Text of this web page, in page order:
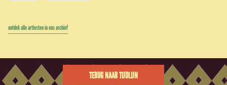
ontdek alle artiesten in ons archief
TERUG NAAR TIJDLIJN